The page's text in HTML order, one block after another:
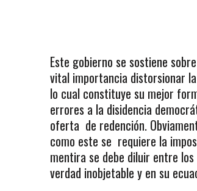
Este gobierno se sostiene
vital importancia distorsionar
lo cual constituye su mejor
errores a la disidencia
oferta de redención.
como este se requiere la
mentira se debe diluir entre
verdad inobjetable y en su